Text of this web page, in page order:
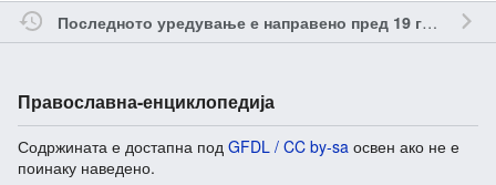
Последното уредување е направено пред 19 години од
Православна-енциклопедија
Содржината е достапна под GFDL / CC by-sa освен ако не е
поинаку наведено.